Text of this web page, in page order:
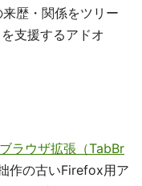
歴・関係をツリー
支援するアドオ
ラウザ拡張（TabBr
作の古いFirefox用ア